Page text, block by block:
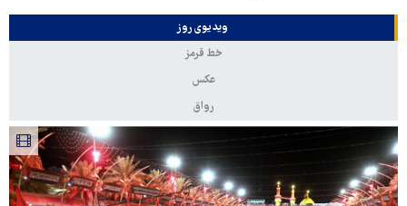
ویدیوی روز
خط قرمز
عکس
رواق